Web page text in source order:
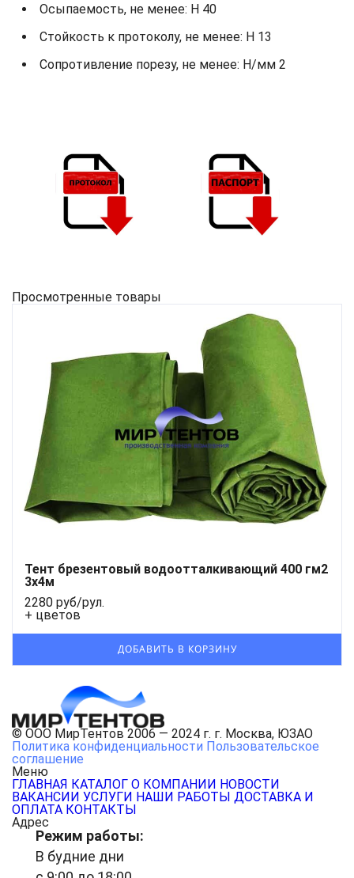
Осыпаемость, не менее: H 40
Стойкость к протоколу, не менее: H 13
Сопротивление порезу, не менее: Н/мм 2
Просмотренные товары
Тент брезентовый водоотталкивающий 400 гм2
3x4м
2280 руб/рул.
+ цветов
© ООО МирТентов 2006 — 2024 г. г. Москва, ЮЗАО
Политика конфиденциальности Пользовательское
соглашение
Меню
ГЛАВНАЯ КАТАЛОГ О КОМПАНИИ НОВОСТИ
ВАКАНСИИ УСЛУГИ НАШИ РАБОТЫ ДОСТАВКА И
ОПЛАТА КОНТАКТЫ
Адрес
Режим работы:
В будние дни